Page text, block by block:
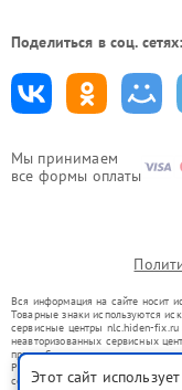
Мы принимаем
все формы оплаты
Поделиться в соц. сетях:
Вся информация на сайте носит
Товарные знаки используются
сервисные центры nlc.hiden-fix.ru
неавторизованных сервисных
правообладателями товарных
Ремонт осуществляется для
со статьей 1487 ГК РФ.
Этот сайт